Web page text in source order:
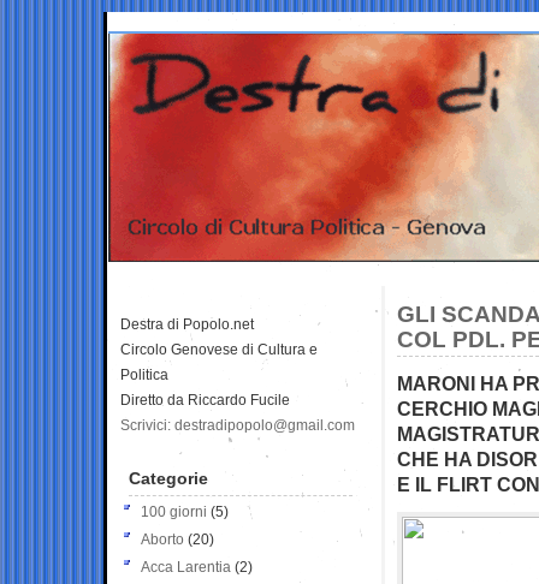
GLI
COL PDL.
MARONI HA
CERCHIO
CHE HA
E IL FLIRT
Destra di Popolo.net
Circolo Genovese di Cultura e
Politica
Diretto da Riccardo Fucile
Scrivici: destradipopolo@gmail.com
Categorie
100 giorni (5)
Aborto (20)
Acca Larentia (2)